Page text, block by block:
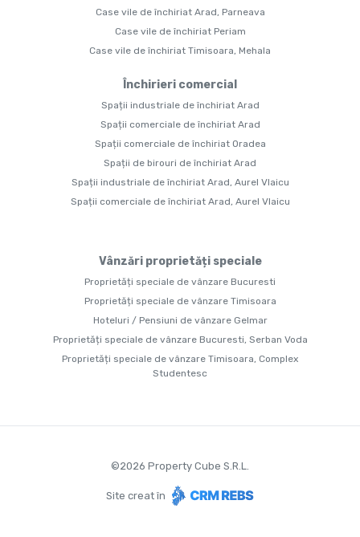
Case vile de închiriat Arad, Parneava
Case vile de închiriat Periam
Case vile de închiriat Timisoara, Mehala
Închirieri comercial
Spații industriale de închiriat Arad
Spații comerciale de închiriat Arad
Spații comerciale de închiriat Oradea
Spații de birouri de închiriat Arad
Spații industriale de închiriat Arad, Aurel Vlaicu
Spații comerciale de închiriat Arad, Aurel Vlaicu
Vânzări proprietăți speciale
Proprietăți speciale de vânzare Bucuresti
Proprietăți speciale de vânzare Timisoara
Hoteluri / Pensiuni de vânzare Gelmar
Proprietăți speciale de vânzare Bucuresti, Serban Voda
Proprietăți speciale de vânzare Timisoara, Complex
Studentesc
©2026 Property Cube S.R.L.
Site creat în